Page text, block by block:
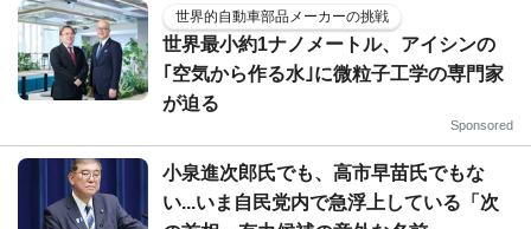
世界的自動車部品メーカーの挑戦
世界最小約1ナノメートル、アイシンの
｢空気から作る水｣に微粒子工学の専門家
が迫る
Sponsored
小泉進次郎氏でも、高市早苗氏でもな
い...いま自民党内で急浮上している「次